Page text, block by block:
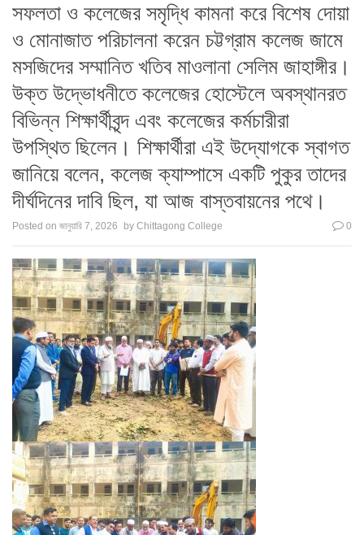
সফলতা ও কলেজের সমৃদ্ধি কামনা করে বিশেষ দোয়া
ও মোনাজাত পরিচালনা করেন চট্টগ্রাম কলেজ জামে
মসজিদের সম্মানিত খতিব মাওলানা সেলিম জাহাঙ্গীর।
উক্ত উদ্ভোধনীতে কলেজের হোস্টেলে অবস্থানরত
বিভিন্ন শিক্ষার্থীবৃন্দ এবং কলেজের কর্মচারীরা
উপস্থিত ছিলেন। শিক্ষার্থীরা এই উদ্যোগকে স্বাগত
জানিয়ে বলেন, কলেজ ক্যাম্পাসে একটি পুকুর তাদের
দীর্ঘদিনের দাবি ছিল, যা আজ বাস্তবায়নের পথে।
Posted on জানুয়ারি 7, 2026 by Chittagong College 0